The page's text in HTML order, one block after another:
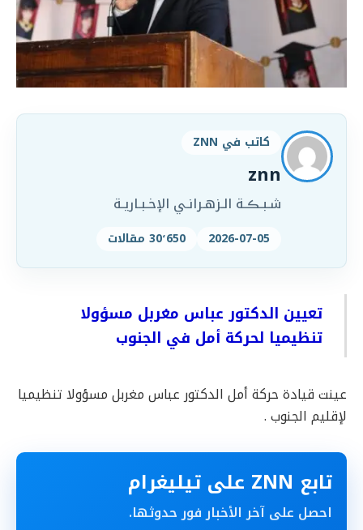
كاتب في ZNN
znn
شـبـڪـة الـزهـرانـي الإخـبـاريـة
2026-07-05 30٬650 مقالات
تعيين الدكتور عباس مغربل مسؤولا
تنظيميا لحركة أمل في الجنوب
عينت قيادة حركة أمل الدكتور عباس مغربل مسؤولا تنظيميا
لإقليم الجنوب .
تابع ZNN على تيليغرام
احصل على آخر الأخبار فور حدوثها.